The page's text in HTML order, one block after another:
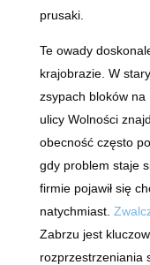
prusaki.
Te owady
krajobrazie. W
zsypach bloków
ulicy Wolności
obecność często
gdy problem staje
firmie pojawił się
natychmiast.
Zabrzu jest
rozprzestrzeniania